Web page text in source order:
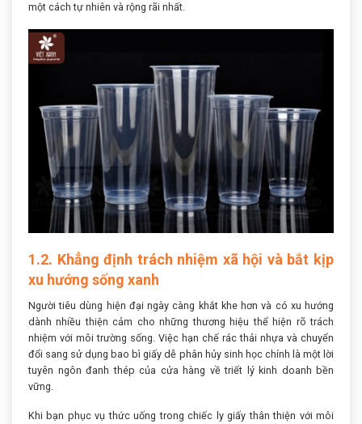
một cách tự nhiên và rộng rãi nhất.
1.2. Khẳng định trách nhiệm xã hội và bắt kịp
xu hướng sống xanh
Người tiêu dùng hiện đại ngày càng khắt khe hơn và có xu hướng
dành nhiều thiện cảm cho những thương hiệu thể hiện rõ trách
nhiệm với môi trường sống. Việc hạn chế rác thải nhựa và chuyển
đổi sang sử dụng bao bì giấy dễ phân hủy sinh học chính là một lời
tuyên ngôn đanh thép của cửa hàng về triết lý kinh doanh bền
vững.
Khi bạn phục vụ thức uống trong chiếc ly giấy thân thiện với môi